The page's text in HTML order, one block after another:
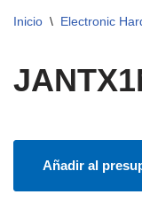
Inicio \ Electronic
Añadir al